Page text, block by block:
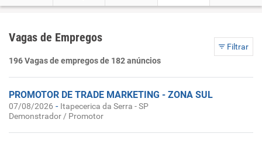
Vagas de Empregos
Filtrar
196 Vagas de empregos de 182 anúncios
PROMOTOR DE TRADE MARKETING - ZONA SUL
07/08/2026 - Itapecerica da Serra - SP
Demonstrador / Promotor